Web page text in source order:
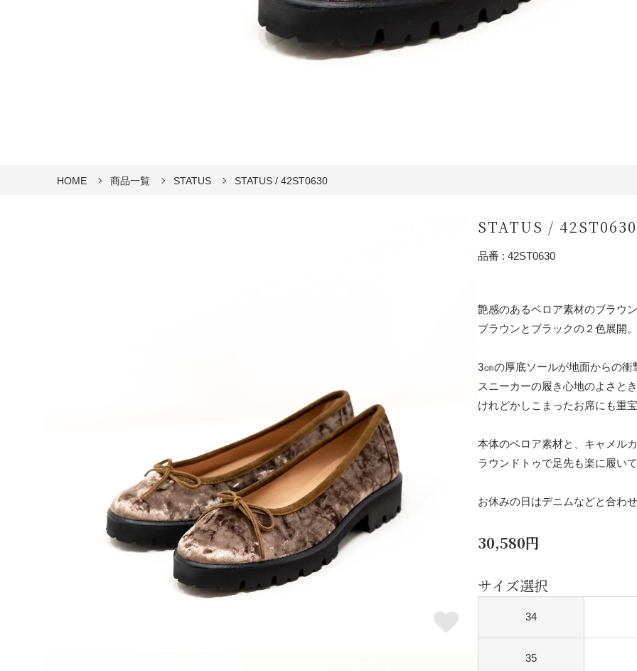
HOME 商品一覧 STATUS STATUS / 42ST0630
STATUS / 42ST0630
品番 : 42ST0630
艶感のあるベロア素材のブラウ
ブラウンとブラックの２色展開。
3㎝の厚底ソールが地面からの衝
スニーカーの履き心地のよさと
けれどかしこまったお席にも重宝
本体のベロア素材と、キャメル
ラウンドトゥで足先も楽に履い
お休みの日はデニムなどと合わ
30,580円
サイズ選択
34
35